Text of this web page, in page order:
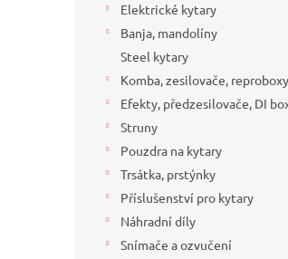
Elektrické kytary
Banja, mandolíny
Steel kytary
Komba, zesilovače, reproboxy
Efekty, předzesilovače, DI
Struny
Pouzdra na kytary
Trsátka, prstýnky
Příslušenství pro kytary
Náhradní díly
Snímače a ozvučení